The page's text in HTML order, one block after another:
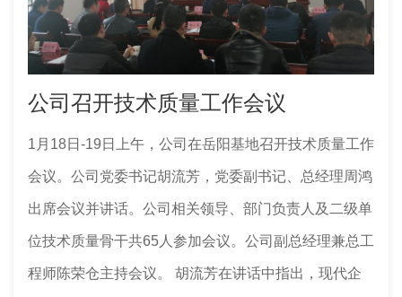
公司召开技术质量工作会议
1月18日-19日上午，公司在岳阳基地召开技术质量工作
会议。公司党委书记胡流芳，党委副书记、总经理周鸿
出席会议并讲话。公司相关领导、部门负责人及二级单
位技术质量骨干共65人参加会议。公司副总经理兼总工
程师陈荣仓主持会议。 胡流芳在讲话中指出，现代企